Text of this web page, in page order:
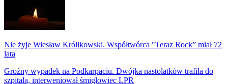
Nie żyje Wiesław Królikowski. Współtwórca "Teraz Rock” miał 72
lata
Groźny wypadek na Podkarpaciu. Dwójka nastolatków trafiła do
szpitala, interweniował śmigłowiec LPR